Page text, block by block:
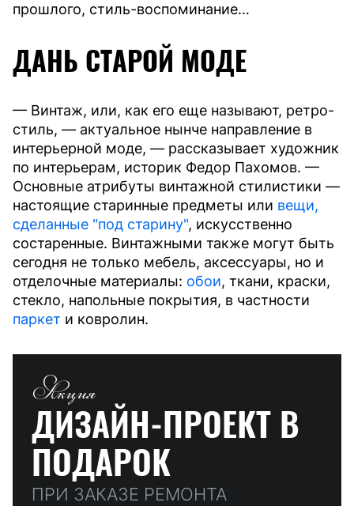
прошлого, стиль-воспоминание…
ДАНЬ СТАРОЙ МОДЕ
— Винтаж, или, как его еще называют, ретро-
стиль, — актуальное нынче направление в
интерьерной моде, — рассказывает художник
по интерьерам, историк Федор Пахомов. —
Основные атрибуты винтажной стилистики —
настоящие старинные предметы или вещи,
сделанные "под старину", искусственно
состаренные. Винтажными также могут быть
сегодня не только мебель, аксессуары, но и
отделочные материалы: обои, ткани, краски,
стекло, напольные покрытия, в частности
паркет и ковролин.
Акция
ДИЗАЙН-ПРОЕКТ В
ПОДАРОК
ПРИ ЗАКАЗЕ РЕМОНТА